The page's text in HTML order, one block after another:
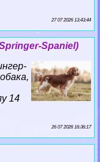
27 07 2026 13:43:44
Spaniel)
14
26 07 2026 16:36:17